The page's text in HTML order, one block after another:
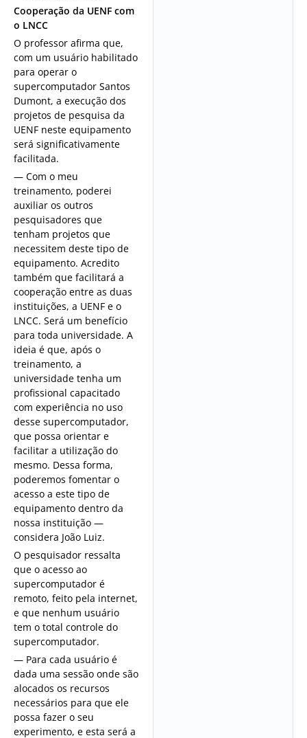
Cooperação da UENF com
o LNCC
O professor afirma que,
com um usuário habilitado
para operar o
supercomputador Santos
Dumont, a execução dos
projetos de pesquisa da
UENF neste equipamento
será significativamente
facilitada.
— Com o meu
treinamento, poderei
auxiliar os outros
pesquisadores que
tenham projetos que
necessitem deste tipo de
equipamento. Acredito
também que facilitará a
cooperação entre as duas
instituições, a UENF e o
LNCC. Será um benefício
para toda universidade. A
ideia é que, após o
treinamento, a
universidade tenha um
profissional capacitado
com experiência no uso
desse supercomputador,
que possa orientar e
facilitar a utilização do
mesmo. Dessa forma,
poderemos fomentar o
acesso a este tipo de
equipamento dentro da
nossa instituição —
considera João Luiz.
O pesquisador ressalta
que o acesso ao
supercomputador é
remoto, feito pela internet,
e que nenhum usuário
tem o total controle do
supercomputador.
— Para cada usuário é
dada uma sessão onde são
alocados os recursos
necessários para que ele
possa fazer o seu
experimento, e esta será a